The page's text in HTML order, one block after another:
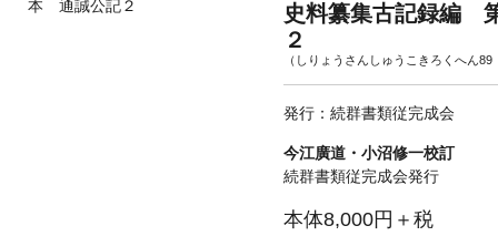
史料纂集古記録編
２
（しりょうさんしゅうこきろくへん
発行：続群書類従完成会
今江廣道・小沼修一校訂
続群書類従完成会発行
本体8,000円＋税